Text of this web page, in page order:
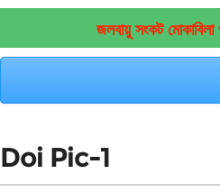
জলবায়ু সংকট মোকাবিলা
Doi Pic-1